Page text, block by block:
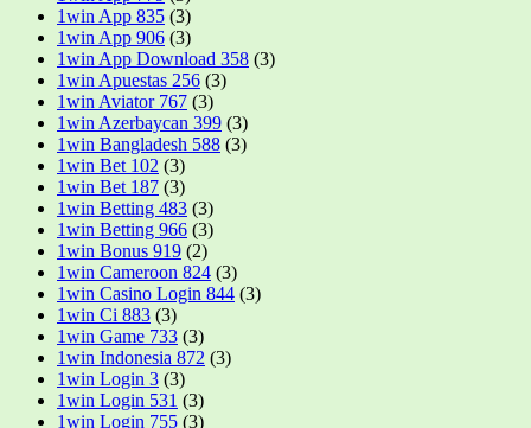
1win App 835 (3)
1win App 906 (3)
1win App Download 358 (3)
1win Apuestas 256 (3)
1win Aviator 767 (3)
1win Azerbaycan 399 (3)
1win Bangladesh 588 (3)
1win Bet 102 (3)
1win Bet 187 (3)
1win Betting 483 (3)
1win Betting 966 (3)
1win Bonus 919 (2)
1win Cameroon 824 (3)
1win Casino Login 844 (3)
1win Ci 883 (3)
1win Game 733 (3)
1win Indonesia 872 (3)
1win Login 3 (3)
1win Login 531 (3)
1win Login 755 (3)